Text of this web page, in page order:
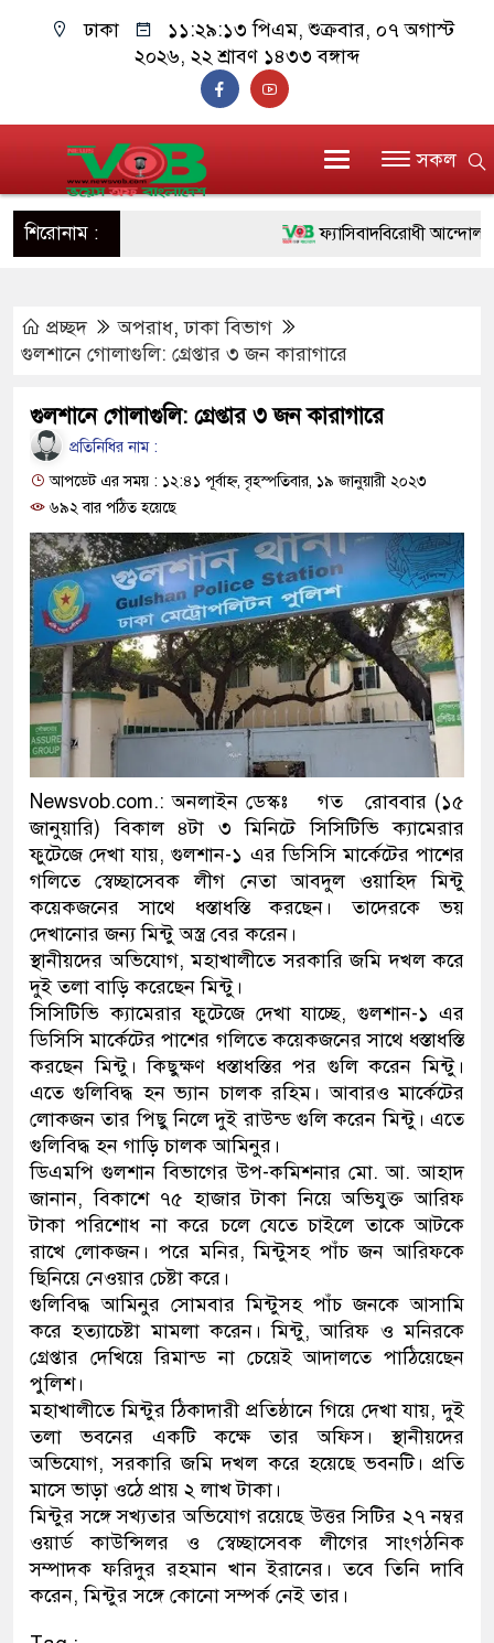
ঢাকা ১১:২৯:১৪ পিএম, শুক্রবার, ০৭ অগাস্ট ২০২৬,
২২ শ্রাবণ ১৪৩৩ বঙ্গাব্দ
সকল
শিরোনাম : ফ্যাসিবাদবিরোধী আন্দোলনে
মাননীয় প্রধানমন্ত্রী, মন্ত্রীবর্গ
উদ্ধার
মিরপুর মডেল থানার
মাদক কারবারি গ্রেফতার
২৮ লাখ টাকার জাল নোটসহ
থানা পুলিশ
যেকোনো সময় বেনজীরের
নেতৃত্ব ও গণতন্ত্রের মূর্তমান
যে ভাবে ডেভিড ইমনের কাছে
‘আজহার খান’
অবৈধ বিদেশি পিস্তল,
ডাকাতির প্রস্তুতিকালে
থানা পুলিশ
প্রচ্ছদ অপরাধ,ঢাকা বিভাগ
গুলশানে গোলাগুলি: গ্রেপ্তার ৩ জন কারাগারে
গুলশানে গোলাগুলি: গ্রেপ্তার ৩ জন কারাগারে
প্রতিনিধির নাম :
আপডেট এর সময় : ১২:৪১ পূর্বাহ্ন, বৃহস্পতিবার, ১৯ জানুয়ারী ২০২৩
৬৯২ বার পঠিত হয়েছে
Newsvob.com.: অনলাইন ডেস্কঃ গত রোববার (১৫
জানুয়ারি) বিকাল ৪টা ৩ মিনিটে সিসিটিভি ক্যামেরার
ফুটেজে দেখা যায়, গুলশান-১ এর ডিসিসি মার্কেটের পাশের
গলিতে স্বেচ্ছাসেবক লীগ নেতা আবদুল ওয়াহিদ মিন্টু
কয়েকজনের সাথে ধস্তাধস্তি করছেন। তাদেরকে ভয়
দেখানোর জন্য মিন্টু অস্ত্র বের করেন।
স্থানীয়দের অভিযোগ, মহাখালীতে সরকারি জমি দখল করে
দুই তলা বাড়ি করেছেন মিন্টু।
সিসিটিভি ক্যামেরার ফুটেজে দেখা যাচ্ছে, গুলশান-১ এর
ডিসিসি মার্কেটের পাশের গলিতে কয়েকজনের সাথে ধস্তাধস্তি
করছেন মিন্টু। কিছুক্ষণ ধস্তাধস্তির পর গুলি করেন মিন্টু।
এতে গুলিবিদ্ধ হন ভ্যান চালক রহিম। আবারও মার্কেটের
লোকজন তার পিছু নিলে দুই রাউন্ড গুলি করেন মিন্টু। এতে
গুলিবিদ্ধ হন গাড়ি চালক আমিনুর।
ডিএমপি গুলশান বিভাগের উপ-কমিশনার মো. আ. আহাদ
জানান, বিকাশে ৭৫ হাজার টাকা নিয়ে অভিযুক্ত আরিফ
টাকা পরিশোধ না করে চলে যেতে চাইলে তাকে আটকে
রাখে লোকজন। পরে মনির, মিন্টুসহ পাঁচ জন আরিফকে
ছিনিয়ে নেওয়ার চেষ্টা করে।
গুলিবিদ্ধ আমিনুর সোমবার মিন্টুসহ পাঁচ জনকে আসামি
করে হত্যাচেষ্টা মামলা করেন। মিন্টু, আরিফ ও মনিরকে
গ্রেপ্তার দেখিয়ে রিমান্ড না চেয়েই আদালতে পাঠিয়েছেন
পুলিশ।
মহাখালীতে মিন্টুর ঠিকাদারী প্রতিষ্ঠানে গিয়ে দেখা যায়, দুই
তলা ভবনের একটি কক্ষে তার অফিস। স্থানীয়দের
অভিযোগ, সরকারি জমি দখল করে হয়েছে ভবনটি। প্রতি
মাসে ভাড়া ওঠে প্রায় ২ লাখ টাকা।
মিন্টুর সঙ্গে সখ্যতার অভিযোগ রয়েছে উত্তর সিটির ২৭ নম্বর
ওয়ার্ড কাউন্সিলর ও স্বেচ্ছাসেবক লীগের সাংগঠনিক
সম্পাদক ফরিদুর রহমান খান ইরানের। তবে তিনি দাবি
করেন, মিন্টুর সঙ্গে কোনো সম্পর্ক নেই তার।